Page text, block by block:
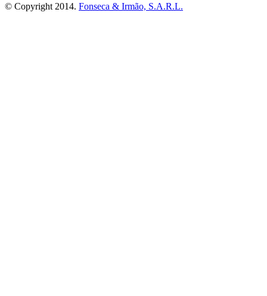
© Copyright 2014. Fonseca & Irmão, S.A.R.L.